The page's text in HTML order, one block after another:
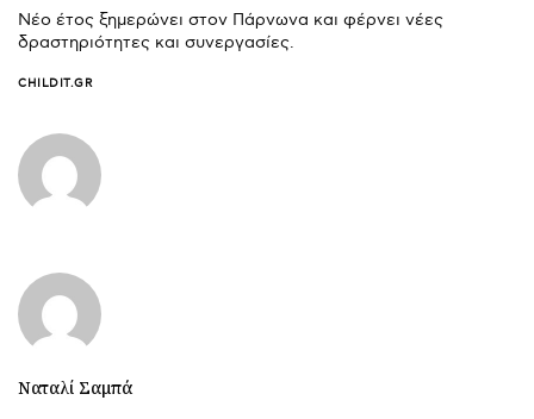
Νέο έτος ξημερώνει στον Πάρνωνα και φέρνει νέες
δραστηριότητες και συνεργασίες.
CHILDIT.GR
Ναταλί Σαμπά